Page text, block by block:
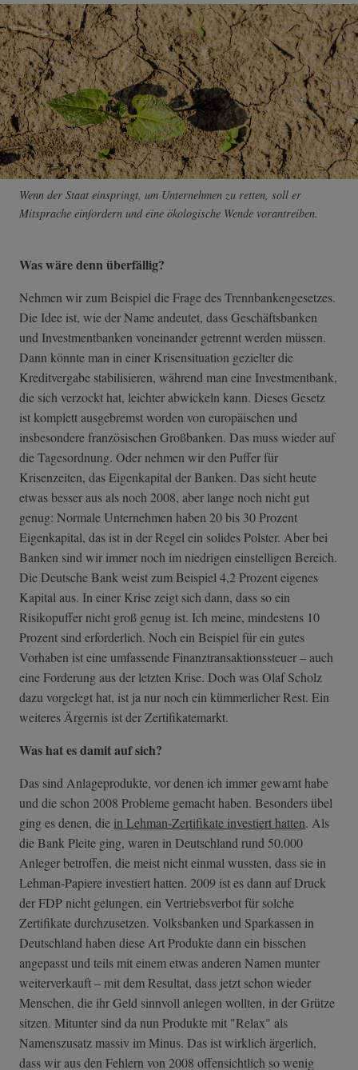
Wenn der Staat einspringt, um Unternehmen zu retten, soll er
Mitsprache einfordern und eine ökologische Wende vorantreiben.
Was wäre denn überfällig?
Nehmen wir zum Beispiel die Frage des Trennbankengesetzes.
Die Idee ist, wie der Name andeutet, dass Geschäftsbanken
und Investmentbanken voneinander getrennt werden müssen.
Dann könnte man in einer Krisensituation gezielter die
Kreditvergabe stabilisieren, während man eine Investmentbank,
die sich verzockt hat, leichter abwickeln kann. Dieses Gesetz
ist komplett ausgebremst worden von europäischen und
insbesondere französischen Großbanken. Das muss wieder auf
die Tagesordnung. Oder nehmen wir den Puffer für
Krisenzeiten, das Eigenkapital der Banken. Das sieht heute
etwas besser aus als noch 2008, aber lange noch nicht gut
genug: Normale Unternehmen haben 20 bis 30 Prozent
Eigenkapital, das ist in der Regel ein solides Polster. Aber bei
Banken sind wir immer noch im niedrigen einstelligen Bereich.
Die Deutsche Bank weist zum Beispiel 4,2 Prozent eigenes
Kapital aus. In einer Krise zeigt sich dann, dass so ein
Risikopuffer nicht groß genug ist. Ich meine, mindestens 10
Prozent sind erforderlich. Noch ein Beispiel für ein gutes
Vorhaben ist eine umfassende Finanztransaktionssteuer – auch
eine Forderung aus der letzten Krise. Doch was Olaf Scholz
dazu vorgelegt hat, ist ja nur noch ein kümmerlicher Rest. Ein
weiteres Ärgernis ist der Zertifikatemarkt.
Was hat es damit auf sich?
Das sind Anlageprodukte, vor denen ich immer gewarnt habe
und die schon 2008 Probleme gemacht haben. Besonders übel
ging es denen, die in Lehman-Zertifikate investiert hatten. Als
die Bank Pleite ging, waren in Deutschland rund 50.000
Anleger betroffen, die meist nicht einmal wussten, dass sie in
Lehman-Papiere investiert hatten. 2009 ist es dann auf Druck
der FDP nicht gelungen, ein Vertriebsverbot für solche
Zertifikate durchzusetzen. Volksbanken und Sparkassen in
Deutschland haben diese Art Produkte dann ein bisschen
angepasst und teils mit einem etwas anderen Namen munter
weiterverkauft – mit dem Resultat, dass jetzt schon wieder
Menschen, die ihr Geld sinnvoll anlegen wollten, in der Grütze
sitzen. Mitunter sind da nun Produkte mit "Relax" als
Namenszusatz massiv im Minus. Das ist wirklich ärgerlich,
dass wir aus den Fehlern von 2008 offensichtlich so wenig